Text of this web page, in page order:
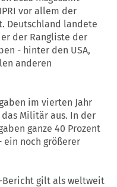
vor allem der
Deutschland landete
der Rangliste der
- hinter den USA,
anderen
im vierten Jahr
Militär aus. In der
ganze 40 Prozent
noch größerer
Bericht gilt als weltweit